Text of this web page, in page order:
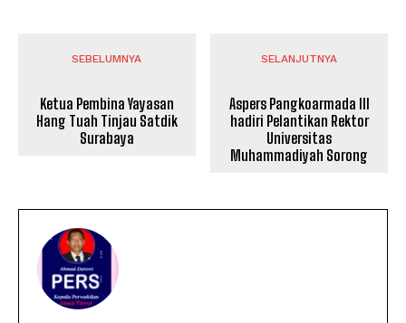
SEBELUMNYA
Ketua Pembina Yayasan
Hang Tuah Tinjau Satdik
Surabaya
SELANJUTNYA
Aspers Pangkoarmada III
hadiri Pelantikan Rektor
Universitas
Muhammadiyah Sorong